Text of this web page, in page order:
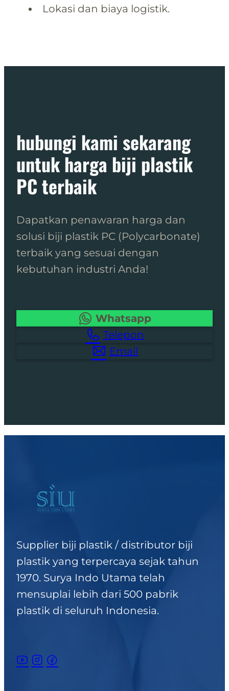
Lokasi dan biaya logistik.
hubungi kami sekarang
untuk harga biji plastik
PC terbaik
Dapatkan penawaran harga dan
solusi biji plastik PC (Polycarbonate)
terbaik yang sesuai dengan
kebutuhan industri Anda!
Whatsapp
Telepon
Email
Supplier biji plastik / distributor biji
plastik yang terpercaya sejak tahun
1970. Surya Indo Utama telah
mensuplai lebih dari 500 pabrik
plastik di seluruh Indonesia.